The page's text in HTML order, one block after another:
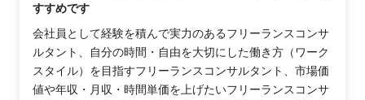
すすめです
会社員として経験を積んで実力のあるフリーランスコンサ
ルタント、自分の時間・自由を大切にした働き方（ワーク
スタイル）を目指すフリーランスコンサルタント、市場価
値や年収・月収・時間単価を上げたいフリーランスコンサ